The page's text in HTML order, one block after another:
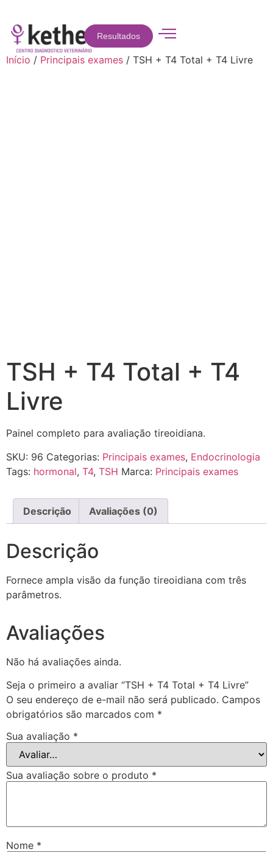
Resultados
Início / Principais exames / TSH + T4 Total + T4 Livre
TSH + T4 Total + T4
Livre
Painel completo para avaliação tireoidiana.
SKU: 96 Categorias: Principais exames, Endocrinologia
Tags: hormonal, T4, TSH Marca: Principais exames
Descrição Avaliações (0)
Descrição
Fornece ampla visão da função tireoidiana com três
parâmetros.
Avaliações
Não há avaliações ainda.
Seja o primeiro a avaliar “TSH + T4 Total + T4 Livre”
O seu endereço de e-mail não será publicado. Campos
obrigatórios são marcados com *
Sua avaliação *
Sua avaliação sobre o produto *
Nome *